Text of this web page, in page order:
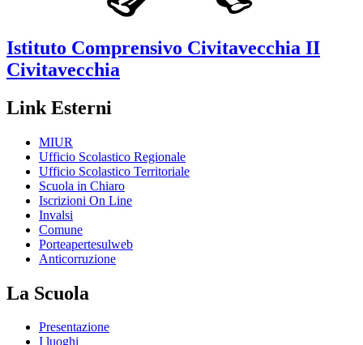
Istituto Comprensivo Civitavecchia II
Civitavecchia
Link Esterni
MIUR
Ufficio Scolastico Regionale
Ufficio Scolastico Territoriale
Scuola in Chiaro
Iscrizioni On Line
Invalsi
Comune
Porteapertesulweb
Anticorruzione
La Scuola
Presentazione
I luoghi